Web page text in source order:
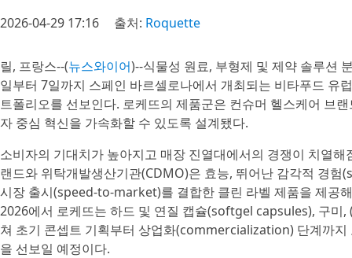
2026-04-29 17:16 출처: Roquette
릴, 프랑스--(뉴스와이어)--식물성 원료, 부형제 및 제약 솔루션
일부터 7일까지 스페인 바르셀로나에서 개최되는 비타푸드
트폴리오를 선보인다. 로케뜨의 제품군은 컨슈머 헬스케어 브
자 중심 혁신을 가속화할 수 있도록 설계됐다.
소비자의 기대치가 높아지고 매장 진열대에서의 경쟁이 치열
랜드와 위탁개발생산기관(CDMO)은 효능, 뛰어난 감각적 경
시장 출시(speed-to-market)를 결합한 클린 라벨 제품을 제공
2026에서 로케뜨는 하드 및 연질 캡슐(softgel capsules), 구미
쳐 초기 콘셉트 기획부터 상업화(commercialization) 단계까
을 선보일 예정이다.